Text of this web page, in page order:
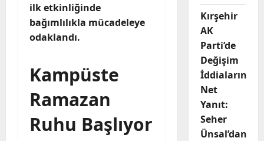
ilk etkinliğinde
bağımlılıkla mücadeleye
odaklandı.
Kampüste
Ramazan
Ruhu Başlıyor
Kırşehir
AK
Parti’de
Değişim
İddialarına
Net
Yanıt:
Seher
Ünsal’dan